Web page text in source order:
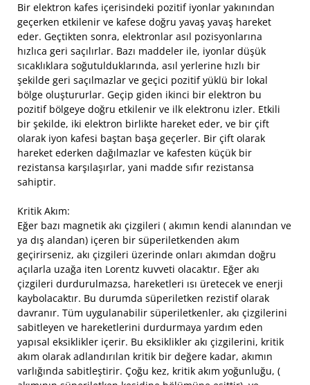
Bir elektron kafes içerisindeki pozitif iyonlar yakınından
geçerken etkilenir ve kafese doğru yavaş yavaş hareket
eder. Geçtikten sonra, elektronlar asıl pozisyonlarına
hızlıca geri saçılırlar. Bazı maddeler ile, iyonlar düşük
sıcaklıklara soğutulduklarında, asıl yerlerine hızlı bir
şekilde geri saçılmazlar ve geçici pozitif yüklü bir lokal
bölge oluştururlar. Geçip giden ikinci bir elektron bu
pozitif bölgeye doğru etkilenir ve ilk elektronu izler. Etkili
bir şekilde, iki elektron birlikte hareket eder, ve bir çift
olarak iyon kafesi baştan başa geçerler. Bir çift olarak
hareket ederken dağılmazlar ve kafesten küçük bir
rezistansa karşılaşırlar, yani madde sıfır rezistansa
sahiptir.
Kritik Akım:
Eğer bazı magnetik akı çizgileri ( akımın kendi alanından ve
ya dış alandan) içeren bir süperiletkenden akım
geçirirseniz, akı çizgileri üzerinde onları akımdan doğru
açılarla uzağa iten Lorentz kuvveti olacaktır. Eğer akı
çizgileri durdurulmazsa, hareketleri ısı üretecek ve enerji
kaybolacaktır. Bu durumda süperiletken rezistif olarak
davranır. Tüm uygulanabilir süperiletkenler, akı çizgilerini
sabitleyen ve hareketlerini durdurmaya yardım eden
yapısal eksiklikler içerir. Bu eksiklikler akı çizgilerini, kritik
akım olarak adlandırılan kritik bir değere kadar, akımın
varlığında sabitleştirir. Çoğu kez, kritik akım yoğunluğu, (